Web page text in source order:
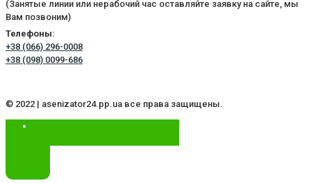
(Занятые линии или нерабочий час оставляйте заявку на сайте, мы
Вам позвоним)
Телефоны:
+38 (066) 296-0008
+38 (098) 0099-686
© 2022 | asenizator24.pp.ua все права защищены.